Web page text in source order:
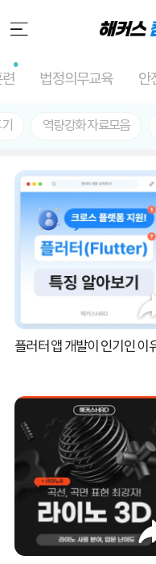
법정의무교육 안
역량강화 자료모음
플러터 앱 개발이 인기인 이